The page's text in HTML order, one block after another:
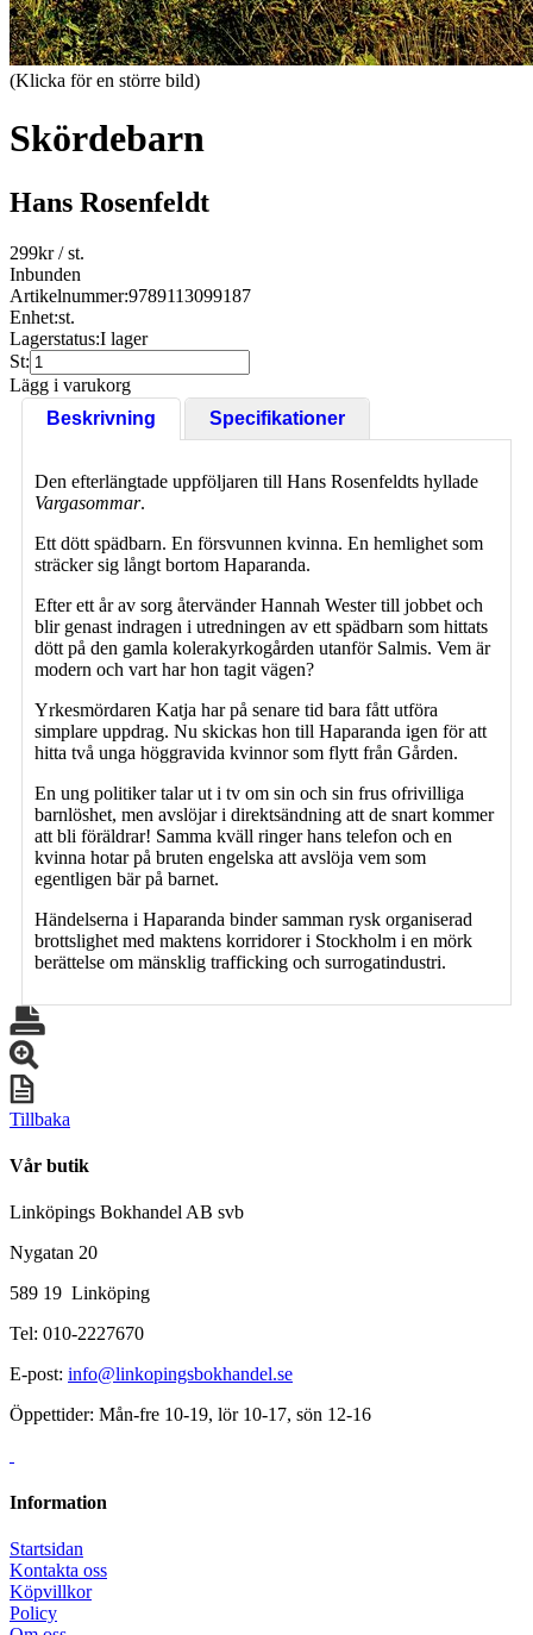
(Klicka för en större bild)
Skördebarn
Hans Rosenfeldt
299kr/ st.
Inbunden
Artikelnummer:9789113099187
Enhet:st.
Lagerstatus:I lager
St:
Lägg i varukorg
Beskrivning
Specifikationer
Den efterlängtade uppföljaren till Hans Rosenfeldts hyllade
Vargasommar.
Ett dött spädbarn. En försvunnen kvinna. En hemlighet som
sträcker sig långt bortom Haparanda.
Efter ett år av sorg återvänder Hannah Wester till jobbet och
blir genast indragen i utredningen av ett spädbarn som hittats
dött på den gamla kolerakyrkogården utanför Salmis. Vem är
modern och vart har hon tagit vägen?
Yrkesmördaren Katja har på senare tid bara fått utföra
simplare uppdrag. Nu skickas hon till Haparanda igen för att
hitta två unga höggravida kvinnor som flytt från Gården.
En ung politiker talar ut i tv om sin och sin frus ofrivilliga
barnlöshet, men avslöjar i direktsändning att de snart kommer
att bli föräldrar! Samma kväll ringer hans telefon och en
kvinna hotar på bruten engelska att avslöja vem som
egentligen bär på barnet.
Händelserna i Haparanda binder samman rysk organiserad
brottslighet med maktens korridorer i Stockholm i en mörk
berättelse om mänsklig trafficking och surrogatindustri.
Tillbaka
Vår butik
Linköpings Bokhandel AB svb
Nygatan 20
589 19 Linköping
Tel: 010-2227670
E-post: info@linkopingsbokhandel.se
Öppettider: Mån-fre 10-19, lör 10-17, sön 12-16
Information
Startsidan
Kontakta oss
Köpvillkor
Policy